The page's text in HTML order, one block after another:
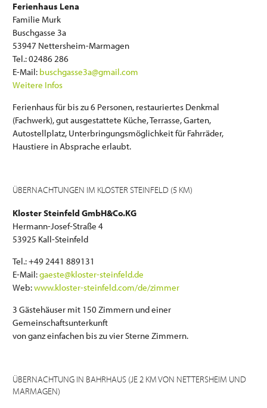
Ferienhaus Lena
Familie Murk
Buschgasse 3a
53947 Nettersheim-Marmagen
Tel.: 02486 286
E-Mail: buschgasse3a@gmail.com
Weitere Infos
Ferienhaus für bis zu 6 Personen, restauriertes Denkmal
(Fachwerk), gut ausgestattete Küche, Terrasse, Garten,
Autostellplatz, Unterbringungsmöglichkeit für Fahrräder,
Haustiere in Absprache erlaubt.
ÜBERNACHTUNGEN IM KLOSTER STEINFELD (5 KM)
Kloster Steinfeld GmbH&Co.KG
Hermann-Josef-Straße 4
53925 Kall-Steinfeld
Tel.: +49 2441 889131
E-Mail:gaeste@kloster-steinfeld.de
Web:www.kloster-steinfeld.com/de/zimmer
3 Gästehäuser mit 150 Zimmern und einer
Gemeinschaftsunterkunft
von ganz einfachen bis zu vier Sterne Zimmern.
ÜBERNACHTUNG IN BAHRHAUS (JE 2 KM VON NETTERSHEIM UND
MARMAGEN)